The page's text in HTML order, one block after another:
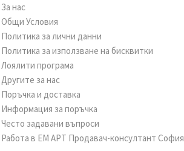
За нас
Общи Условия
Политика за лични данни
Политика за използване на бисквитки
Лоялити програма
Другите за нас
Поръчка и доставка
Информация за поръчка
Често задавани въпроси
Работа в ЕМ АРТ Продавач-консултант София